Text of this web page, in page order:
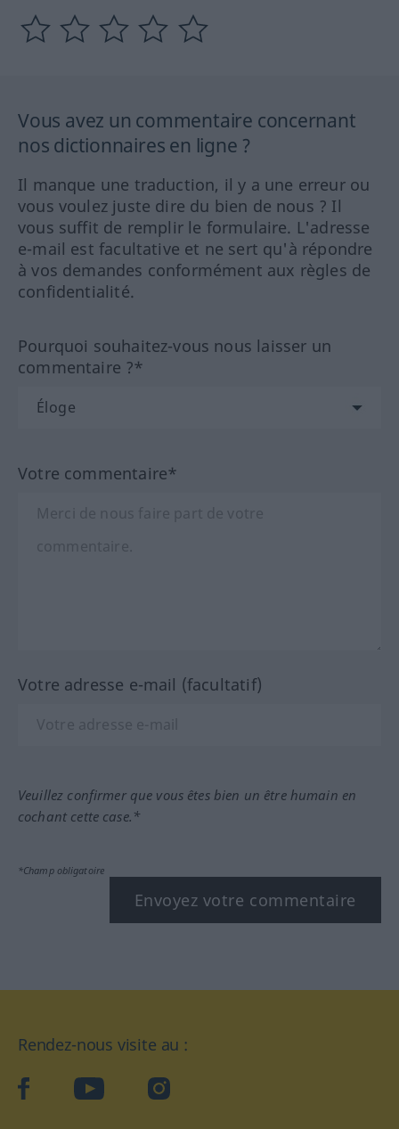
Vous avez un commentaire concernant
nos dictionnaires en ligne ?
Il manque une traduction, il y a une erreur ou
vous voulez juste dire du bien de nous ? Il
vous suffit de remplir le formulaire. L'adresse
e-mail est facultative et ne sert qu'à répondre
à vos demandes conformément aux règles de
confidentialité.
Pourquoi souhaitez-vous nous laisser un
commentaire ?*
Votre commentaire*
Votre adresse e-mail (facultatif)
Veuillez confirmer que vous êtes bien un être humain en
cochant cette case.*
*Champ obligatoire
Envoyez votre commentaire
Rendez-nous visite au :
facebookYouTube Instagram